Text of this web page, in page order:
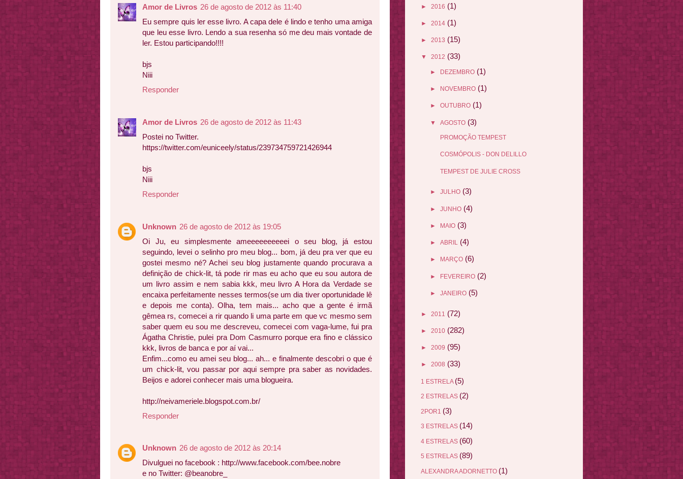
Amor de Livros 26 de agosto de 2012 às 11:40
Eu sempre quis ler esse livro. A capa dele é lindo e tenho uma amiga
que leu esse livro. Lendo a sua resenha só me deu mais vontade de
ler. Estou participando!!!!
bjs
Niii
Responder
Amor de Livros 26 de agosto de 2012 às 11:43
Postei no Twitter.
https://twitter.com/euniceely/status/239734759721426944
bjs
Niii
Responder
Unknown 26 de agosto de 2012 às 19:05
Oi Ju, eu simplesmente ameeeeeeeeeei o seu blog, já estou
seguindo, levei o selinho pro meu blog... bom, já deu pra ver que eu
gostei mesmo né? Achei seu blog justamente quando procurava a
definição de chick-lit, tá pode rir mas eu acho que eu sou autora de
um livro assim e nem sabia kkk, meu livro A Hora da Verdade se
encaixa perfeitamente nesses termos(se um dia tiver oportunidade lê
e depois me conta). Olha, tem mais... acho que a gente é irmã
gêmea rs, comecei a rir quando li uma parte em que vc mesmo sem
saber quem eu sou me descreveu, comecei com vaga-lume, fui pra
Ágatha Christie, pulei pra Dom Casmurro porque era fino e clássico
kkk, livros de banca e por aí vai...
Enfim...como eu amei seu blog... ah... e finalmente descobri o que é
um chick-lit, vou passar por aqui sempre pra saber as novidades.
Beijos e adorei conhecer mais uma blogueira.
http://neivameriele.blogspot.com.br/
Responder
Unknown 26 de agosto de 2012 às 20:14
Divulguei no facebook : http://www.facebook.com/bee.nobre
e no Twitter: @beanobre_
► 2016 (1)
► 2014 (1)
► 2013 (15)
▼ 2012 (33)
► DEZEMBRO (1)
► NOVEMBRO (1)
► OUTUBRO (1)
▼ AGOSTO (3)
PROMOÇÃO TEMPEST
COSMÓPOLIS - DON DELILLO
TEMPEST DE JULIE CROSS
► JULHO (3)
► JUNHO (4)
► MAIO (3)
► ABRIL (4)
► MARÇO (6)
► FEVEREIRO (2)
► JANEIRO (5)
► 2011 (72)
► 2010 (282)
► 2009 (95)
► 2008 (33)
1 ESTRELA (5)
2 ESTRELAS (2)
2POR1 (3)
3 ESTRELAS (14)
4 ESTRELAS (60)
5 ESTRELAS (89)
ALEXANDRA ADORNETTO (1)